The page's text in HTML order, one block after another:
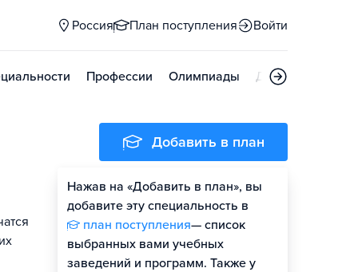
Россия План поступления Войти
Профессии Олимпиады Дни открытых
Добавить в план
Нажав на «Добавить в план», вы
добавите эту специальность в
план поступления— список
выбранных вами учебных
заведений и программ. Также у